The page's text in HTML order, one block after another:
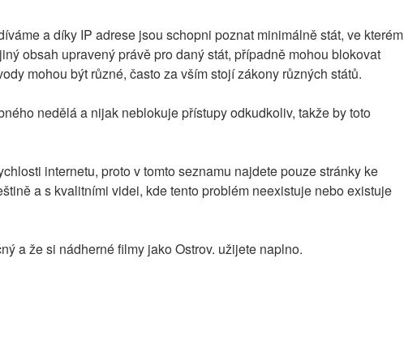
a díky IP adrese jsou schopni poznat minimálně stát, ve kterém
obsah upravený právě pro daný stát, případně mohou blokovat
mohou být různé, často za vším stojí zákony různých států.
nedělá a nijak neblokuje přístupy odkudkoliv, takže by toto
internetu, proto v tomto seznamu najdete pouze stránky ke
a s kvalitními videi, kde tento problém neexistuje nebo existuje
a že si nádherné filmy jako Ostrov. užijete naplno.